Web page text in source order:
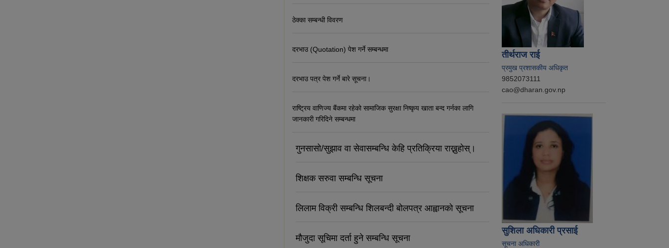
ठेक्का सम्बन्धी विवरण
दरभाउ (Quotation) पेश गर्ने सम्बन्धमा
दरभाउ पत्र पेश गर्ने बारे सूचना।
राष्ट्रिय वाणिज्य बैंकमा रहेको सामाजिक सुरक्षा निष्कृय खाता बन्द गर्नका लागि
जानकारी गरिदिने सम्बन्धमा
गुनसासो/सुझाव वा सेवासम्बन्धि केहि प्रतिक्रिया राख्नुहोस्।
शिक्षक सरुवा सम्बन्धि सूचना
लिलाम विक्री सम्बन्धि शिलबन्दी बोलपत्र आह्वानको सूचना
मौजुदा सूचिमा दर्ता हुने सम्बन्धि सूचना
तीर्थराज राई
प्रमुख प्रशासकीय अधिकृत
9852073111
cao@dharan.gov.np
सुशिला अधिकारी प्रसाई
सूचना अधिकारी